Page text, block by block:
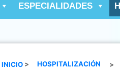
ESPECIALIDADES
INICIO > HOSPITALIZACIÓN >